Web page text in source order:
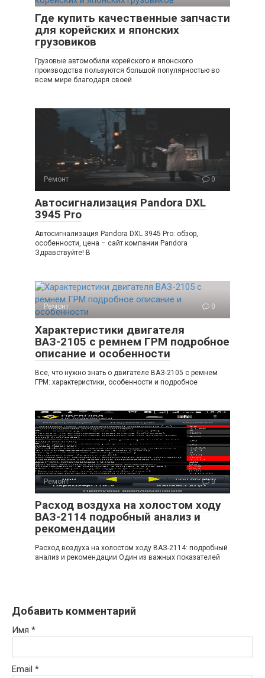
Где купить качественные запчасти
для корейских и японских
грузовиков
Грузовые автомобили корейского и японского
производства пользуются большой популярностью во
всем мире благодаря своей
Ремонт 0
Автосигнализация Pandora DXL
3945 Pro
Автосигнализация Pandora DXL 3945 Pro: обзор,
особенности, цена – сайт компании Pandora
Здравствуйте! В
Ремонт 0
Характеристики двигателя
ВАЗ-2105 с ремнем ГРМ подробное
описание и особенности
Все, что нужно знать о двигателе ВАЗ-2105 с ремнем
ГРМ: характеристики, особенности и подробное
Ремонт 0
Расход воздуха на холостом ходу
ВАЗ-2114 подробный анализ и
рекомендации
Расход воздуха на холостом ходу ВАЗ-2114: подробный
анализ и рекомендации Один из важных показателей
Добавить комментарий
Имя *
Email *